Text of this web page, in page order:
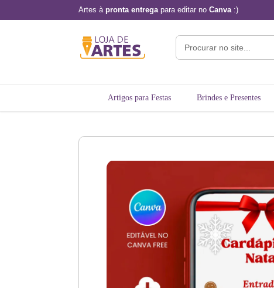
Artes à pronta entregapara editar noCanva:)
Artigos para Festas Brindes e Presentes